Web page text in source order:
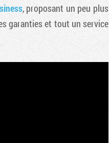
, proposant un peu plus
garanties et tout un service